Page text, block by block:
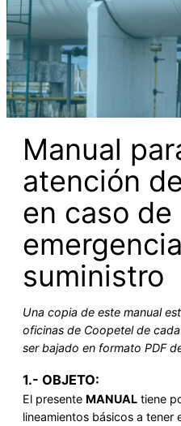
Manual
atención
en caso de
suministro
Una copia de este manual
oficinas de Coopetel de
ser bajado en formato PDF
1.- OBJETO:
El presente MANUAL tiene
lineamientos básicos a tener